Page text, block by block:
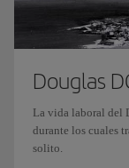
Douglas
La vida laboral del
durante los cuales
solito.